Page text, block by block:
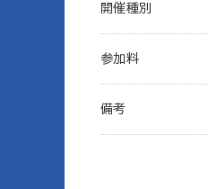
開催種別
参加料
備考